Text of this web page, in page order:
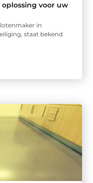
voor uw
in
staat bekend